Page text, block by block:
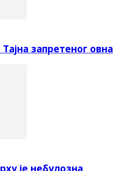
запретеног овна
је небулозна